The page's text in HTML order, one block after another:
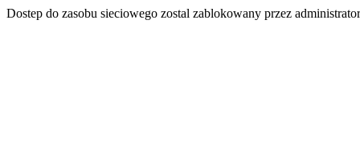
Dostep do zasobu sieciowego zostal zablokowany przez